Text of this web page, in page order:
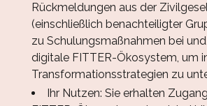
Rückmeldungen aus der
(einschließlich benachteiligter
zu Schulungsmaßnahmen bei
digitale FITTER-Ökosystem, um
Transformationsstrategien zu
Ihr Nutzen: Sie erhalten